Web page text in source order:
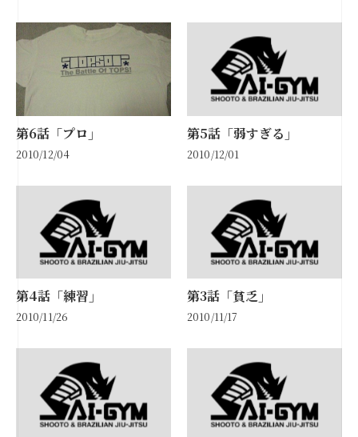
第6話「プロ」
2010/12/04
第5話「弱すぎる」
2010/12/01
第4話「練習」
2010/11/26
第3話「貧乏」
2010/11/17